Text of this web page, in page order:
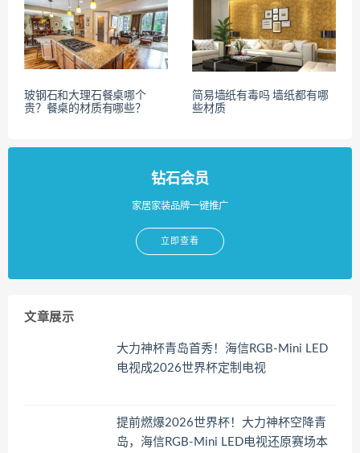
玻钢石和大理石餐桌哪个
贵？餐桌的材质有哪些？
简易墙纸有毒吗 墙纸都有哪
些材质
钻石会员
家居家装品牌一键推广
立即查看
文章展示
大力神杯青岛首秀！海信RGB-Mini LED
电视成2026世界杯定制电视
提前燃爆2026世界杯！大力神杯空降青
岛，海信RGB-Mini LED电视还原赛场本